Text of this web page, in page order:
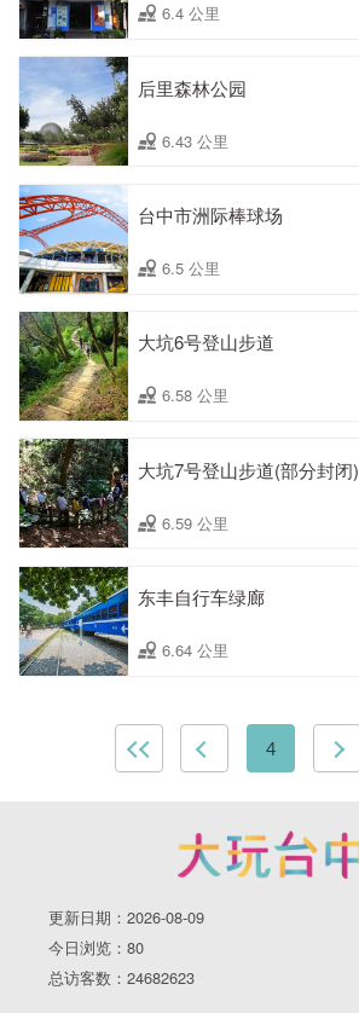
6.4 公里
后里森林公园
6.43 公里
台中市洲际棒球场
6.5 公里
大坑6号登山步道
6.58 公里
大坑7号登山步道(部分封闭)
6.59 公里
东丰自行车绿廊
6.64 公里
4
更新日期：2026-08-09
今日浏览：80
总访客数：24682623